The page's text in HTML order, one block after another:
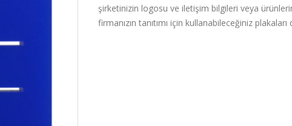
şirketinizin logosu ve iletişim bilgileri veya
firmanızın tanıtımı için kullanabileceğiniz